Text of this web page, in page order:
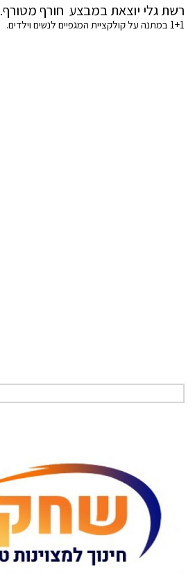
רשת גלי יוצאת במבצע חורף מטורף.
1+1 במתנה על קולקציית המגפיים לנשים וילדים.